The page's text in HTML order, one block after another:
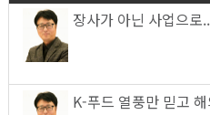
장사가 아닌 사업으로
K-푸드 열풍만 믿고